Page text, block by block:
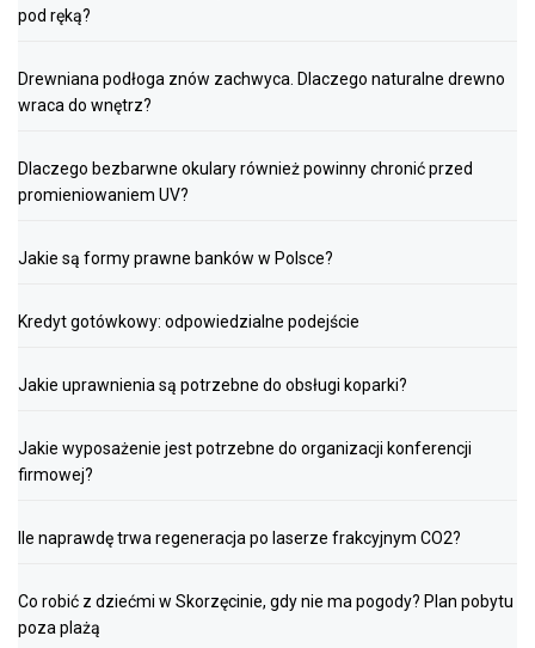
pod ręką?
Drewniana podłoga znów zachwyca. Dlaczego naturalne drewno
wraca do wnętrz?
Dlaczego bezbarwne okulary również powinny chronić przed
promieniowaniem UV?
Jakie są formy prawne banków w Polsce?
Kredyt gotówkowy: odpowiedzialne podejście
Jakie uprawnienia są potrzebne do obsługi koparki?
Jakie wyposażenie jest potrzebne do organizacji konferencji
firmowej?
Ile naprawdę trwa regeneracja po laserze frakcyjnym CO2?
Co robić z dziećmi w Skorzęcinie, gdy nie ma pogody? Plan pobytu
poza plażą